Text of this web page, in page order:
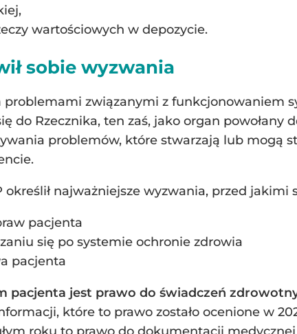
wartościowych w depozycie.
sobie wyzwania
problemami związanymi z funkcjonowaniem
do Rzecznika, ten zaś, jako organ powołany
problemów, które stwarzają lub mogą
określił najważniejsze wyzwania, przed jakimi
pacjenta
się po systemie ochronie zdrowia
pacjenta
pacjenta jest prawo do świadczeń
które to prawo zostało ocenione w